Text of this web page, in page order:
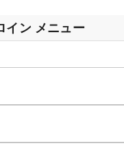
イン メニュー